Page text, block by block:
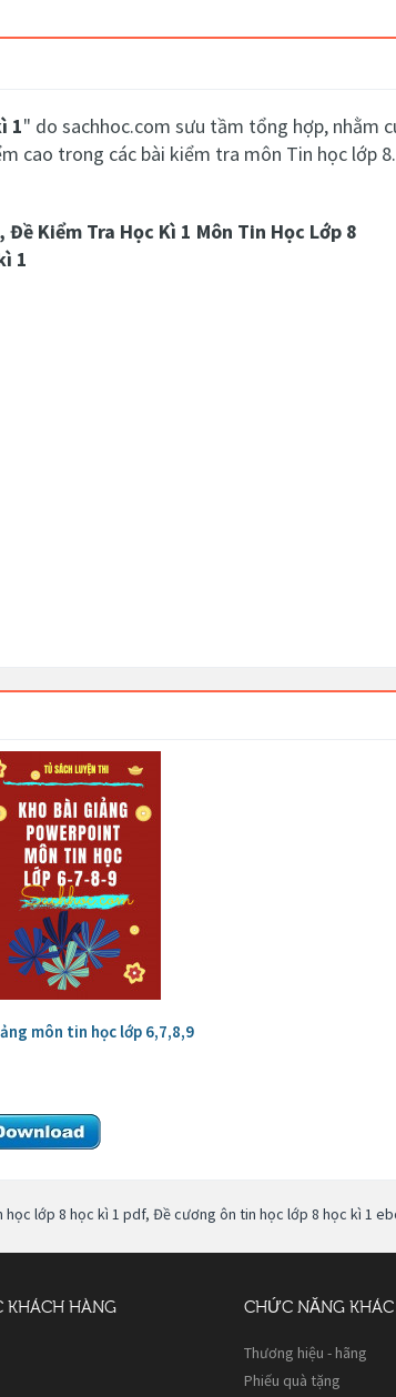
1" do sachhoc.com sưu tầm tổng hợp, nhằm
cao trong các bài kiểm tra môn Tin học lớp
Kiểm Tra Học Kì 1 Môn Tin Học Lớp 8
1
môn tin học lớp 6,7,8,9
lớp 8 học kì 1 pdf, Đề cương ôn tin học lớp 8 học kì 1
KHÁCH HÀNG CHỨC NĂNG KHÁC
Thương hiệu - hãng
Phiếu quà tặng